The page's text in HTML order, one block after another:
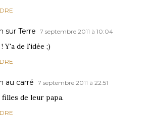
sur Terre 7 septembre 2011 à 10:04
Y'a de l'idée ;)
au carré 7 septembre 2011 à 22:51
de leur papa.